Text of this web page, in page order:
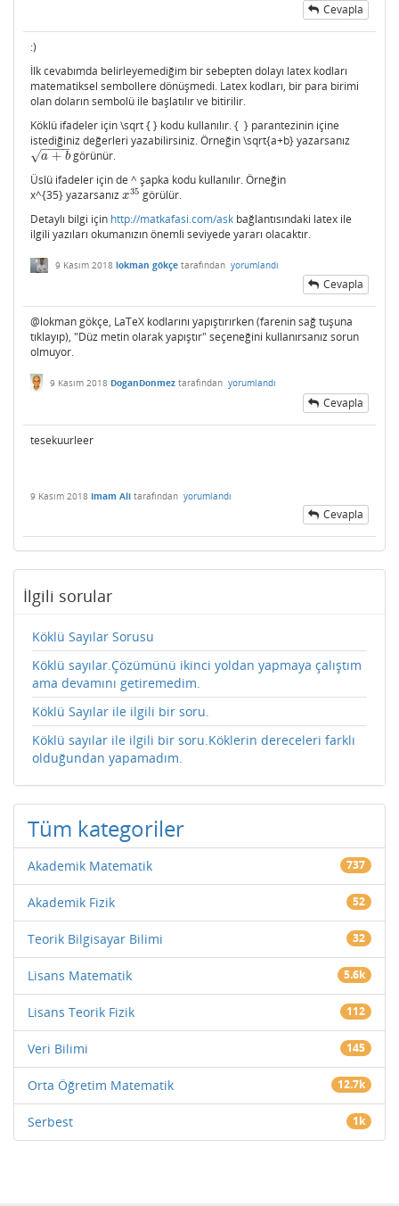
Cevapla
:)
İlk cevabımda belirleyemediğim bir sebepten dolayı latex kodları
matematiksel sembollere dönüşmedi. Latex kodları, bir para birimi
olan doların sembolü ile başlatılır ve bitirilir.
Köklü ifadeler için \sqrt { } kodu kullanılır. { } parantezinin içine
istediğiniz değerleri yazabilirsiniz. Örneğin \sqrt{a+b} yazarsanız
a + b
− −
−−
√
a+b
görünür.
Üslü ifadeler için de ^ şapka kodu kullanılır. Örneğin
x^{35} yazarsanız x35
x35 görülür.
Detaylı bilgi için http://matkafasi.com/ask bağlantısındaki latex ile
ilgili yazıları okumanızın önemli seviyede yararı olacaktır.
9 Kasım 2018 lokman gökçe tarafından yorumlandı
Cevapla
@lokman gökçe, LaTeX kodlarını yapıştırırken (farenin sağ tuşuna
tıklayıp), "Düz metin olarak yapıştır" seçeneğini kullanırsanız sorun
olmuyor.
9 Kasım 2018 DoganDonmez tarafından yorumlandı
Cevapla
tesekuurleer
9 Kasım 2018 Imam Ali tarafından yorumlandı
Cevapla
İlgili sorular
Köklü Sayılar Sorusu
Köklü sayılar.Çözümünü ikinci yoldan yapmaya çalıştım
ama devamını getiremedim.
Köklü Sayılar ile ilgili bir soru.
Köklü sayılar ile ilgili bir soru.Köklerin dereceleri farklı
olduğundan yapamadım.
Tüm kategoriler
Akademik Matematik 737
Akademik Fizik 52
Teorik Bilgisayar Bilimi 32
Lisans Matematik 5.6k
Lisans Teorik Fizik 112
Veri Bilimi 145
Orta Öğretim Matematik 12.7k
Serbest 1k